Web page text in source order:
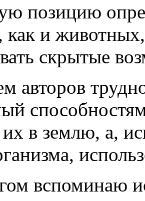
позицию
как и
скрытые
авторов
их в землю, а,
вспоминаю